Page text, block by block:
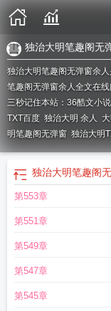
独治大明笔趣阁无
独治大明笔趣阁无弹窗余
笔趣阁无弹窗余人全文在线
三秒记住本站：36酷文小
TXT百度 独治大明 余人
明笔趣阁无弹窗 独治大明
检独治大明起点中文网
独治大明朱祁镇 大明
点 独治大明TXT奇书网
治大明无错版
大明TXT全集
费独治大明无防盗
字独治大明顶点
人大明独断 免费
独治大明笔趣阁
第553章
第551章
第549章
第547章
第545章